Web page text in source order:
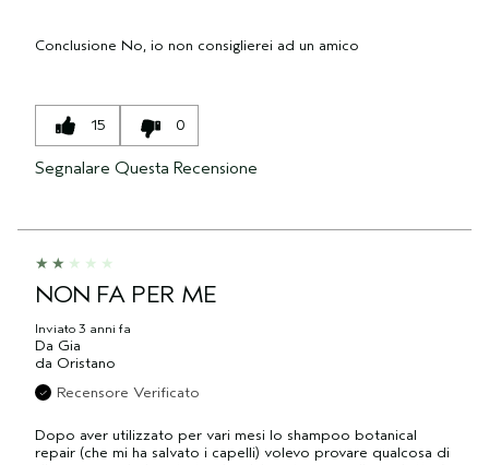
Conclusione No, io non consiglierei ad un amico
15 0
Segnalare Questa Recensione
NON FA PER ME
Inviato 3 anni fa
Da Gia
da Oristano
Recensore Verificato
Dopo aver utilizzato per vari mesi lo shampoo botanical
repair (che mi ha salvato i capelli) volevo provare qualcosa di